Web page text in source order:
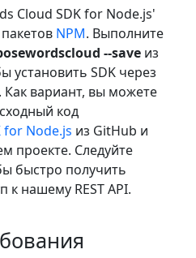
Cloud SDK for Node.js'
NPM. Выполните
--save из
установить SDK через
вариант, вы можете
код
for Node.js из GitHub и
проекте. Следуйте
быстро получить
к нашему REST API.